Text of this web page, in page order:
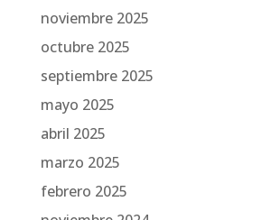
noviembre 2025
octubre 2025
septiembre 2025
mayo 2025
abril 2025
marzo 2025
febrero 2025